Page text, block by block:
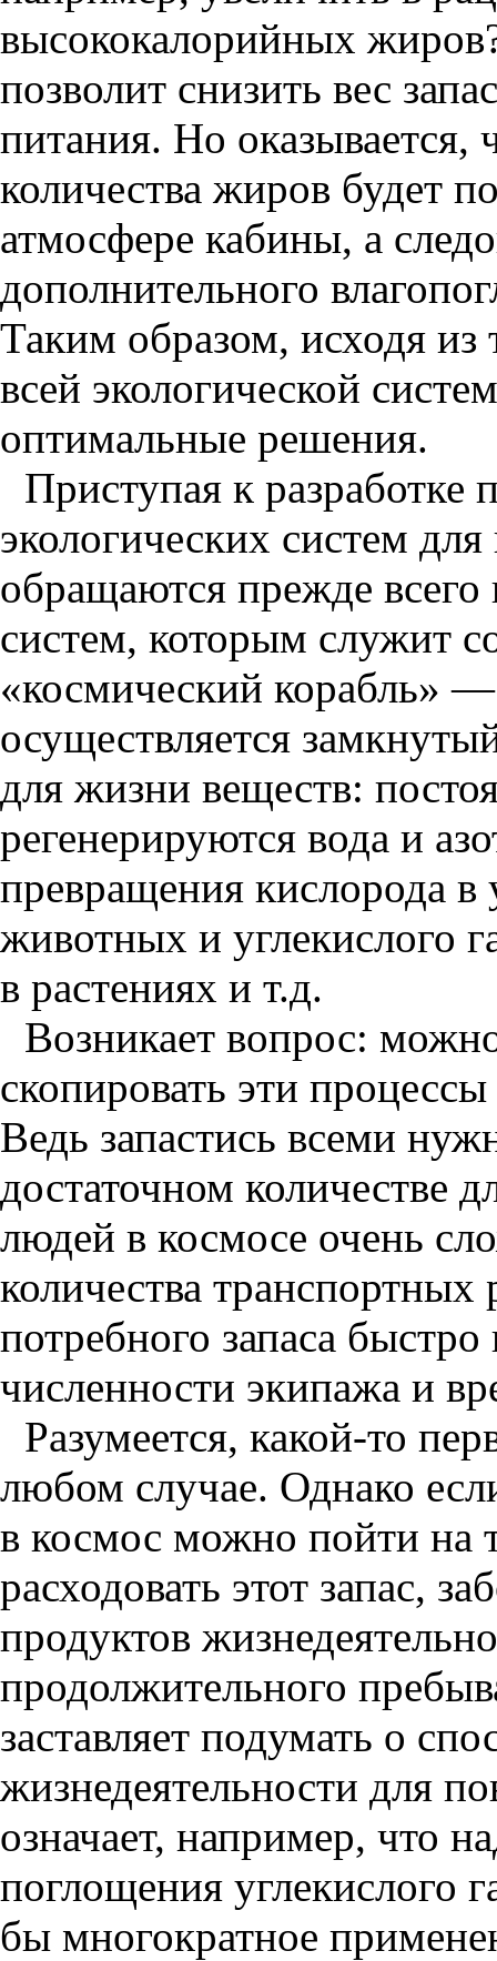
высококалорийных
позволит снизить вес
питания. Но оказывается,
количества жиров будет
атмосфере кабины, а
дополнительного
Таким образом, исходя из
всей экологической
оптимальные решения.
Приступая к разработке
экологических систем
обращаются прежде
систем, которым служит
«космический корабль»
осуществляется
для жизни веществ:
регенерируются вода и
превращения кислорода
животных и углекислого
в растениях и т.д.
Возникает вопрос:
скопировать эти
Ведь запастись всеми
достаточном количестве
людей в космосе очень
количества транспортных
потребного запаса
численности экипажа и
Разумеется, какой-то
любом случае. Однако
в космос можно пойти на
расходовать этот запас,
продуктов
продолжительного
заставляет подумать о
жизнедеятельности для
означает, например, что
поглощения углекислого
бы многократное